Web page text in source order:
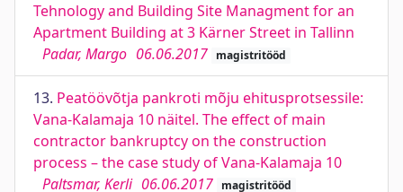
Tehnology and Building Site Managment for an
Apartment Building at 3 Kärner Street in Tallinn
Padar, Margo 06.06.2017 magistritööd
13. Peatöövõtja pankroti mõju ehitusprotsessile:
Vana-Kalamaja 10 näitel. The effect of main
contractor bankruptcy on the construction
process – the case study of Vana-Kalamaja 10
Paltsmar, Kerli 06.06.2017 magistritööd